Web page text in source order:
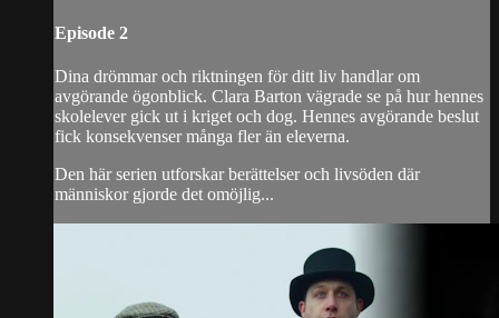
Episode 2
Dina drömmar och riktningen för ditt liv handlar om
avgörande ögonblick. Clara Barton vägrade se på hur hennes
skolelever gick ut i kriget och dog. Hennes avgörande beslut
fick konsekvenser många fler än eleverna.
Den här serien utforskar berättelser och livsöden där
människor gjorde det omöjlig...